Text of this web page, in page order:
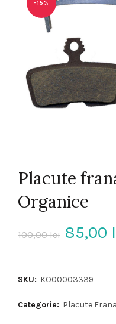
-15%
Placute
Organice
100,00lei Prețul
a
fost:
85,00
SKU: KO00003339
Categorie: Placute Frana